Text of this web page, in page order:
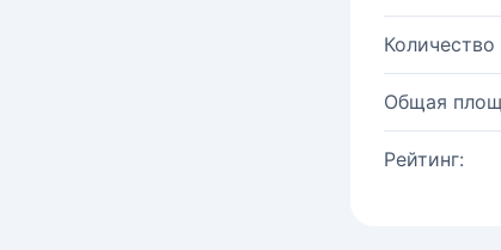
Общая
Рейтинг: